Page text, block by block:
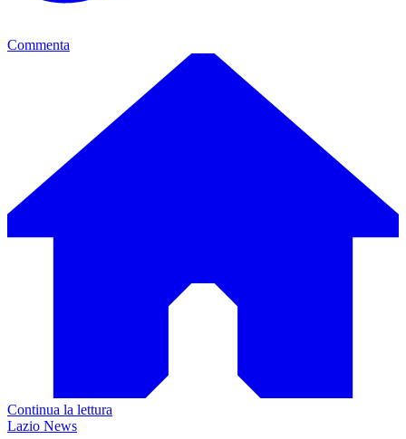
Commenta
Continua la lettura
Lazio News